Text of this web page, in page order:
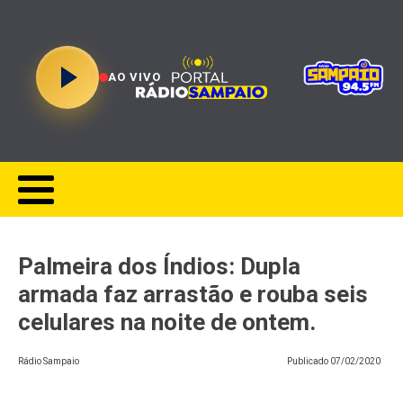
AO VIVO
Palmeira dos Índios: Dupla
armada faz arrastão e rouba seis
celulares na noite de ontem.
Rádio Sampaio Publicado 07/02/2020